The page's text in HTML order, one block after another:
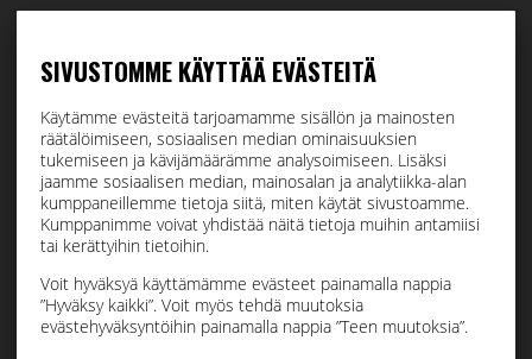
SIVUSTOMME KÄYTTÄÄ EVÄSTEITÄ
Käytämme evästeitä tarjoamamme sisällön ja mainosten
räätälöimiseen, sosiaalisen median ominaisuuksien
tukemiseen ja kävijämäärämme analysoimiseen. Lisäksi
jaamme sosiaalisen median, mainosalan ja analytiikka-alan
kumppaneillemme tietoja siitä, miten käytät sivustoamme.
Kumppanimme voivat yhdistää näitä tietoja muihin antamiisi
tai kerättyihin tietoihin.
Voit hyväksyä käyttämämme evästeet painamalla nappia
”Hyväksy kaikki”. Voit myös tehdä muutoksia
evästehyväksyntöihin painamalla nappia ”Teen muutoksia”.
sähköpostiisi.
Hyväksyn henkilötietojen tallentamisen ( lue
Tilaa